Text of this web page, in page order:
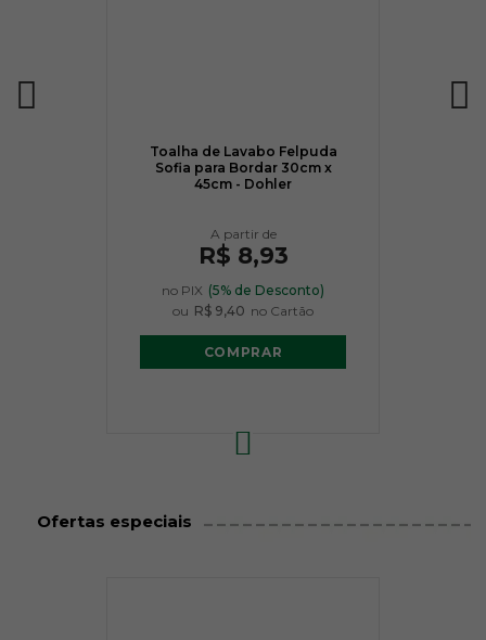
Toalha de Lavabo Felpuda
Sofia para Bordar 30cm x
45cm - Dohler
R$ 8,93
no PIX (5% de Desconto)
ou R$ 9,40 no Cartão
COMPRAR
Ofertas especiais